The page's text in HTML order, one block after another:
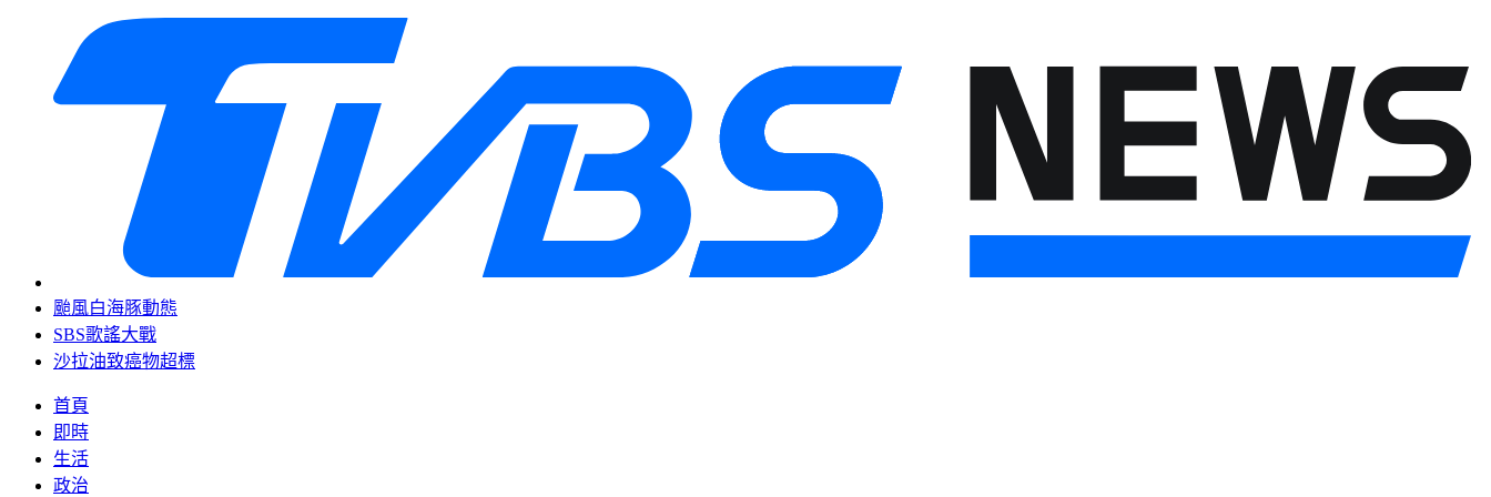
颱風白海豚動態
SBS歌謠大戰
沙拉油致癌物超標
首頁
即時
生活
政治